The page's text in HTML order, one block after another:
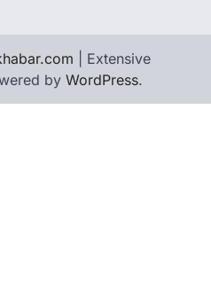
| Extensive
by WordPress.